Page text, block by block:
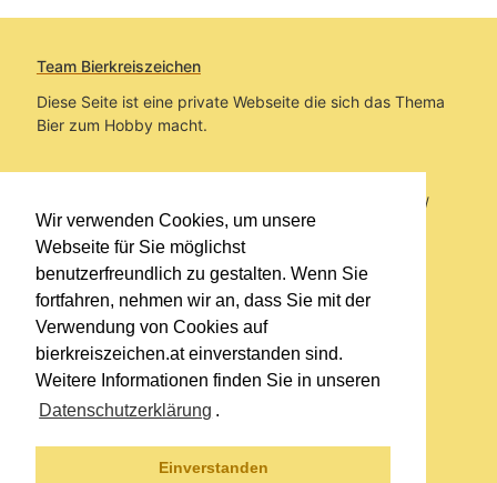
Wir verwenden Cookies, um unsere
Webseite für Sie möglichst
benutzerfreundlich zu gestalten. Wenn Sie
fortfahren, nehmen wir an, dass Sie mit der
Verwendung von Cookies auf
bierkreiszeichen.at einverstanden sind.
Weitere Informationen finden Sie in unseren
Datenschutzerklärung .
Einverstanden
Team Bierkreiszeichen
Diese Seite ist eine private Webseite die sich das Thema
Bier zum Hobby macht.
Sie befinden sich auf https://www.bierkreiszeichen.at/
im Pfad:Bierkreiszeichen/Gesammelte Biere
Erstellt: 2026-08-06
Links
Impressum
Datenschutzerklärung